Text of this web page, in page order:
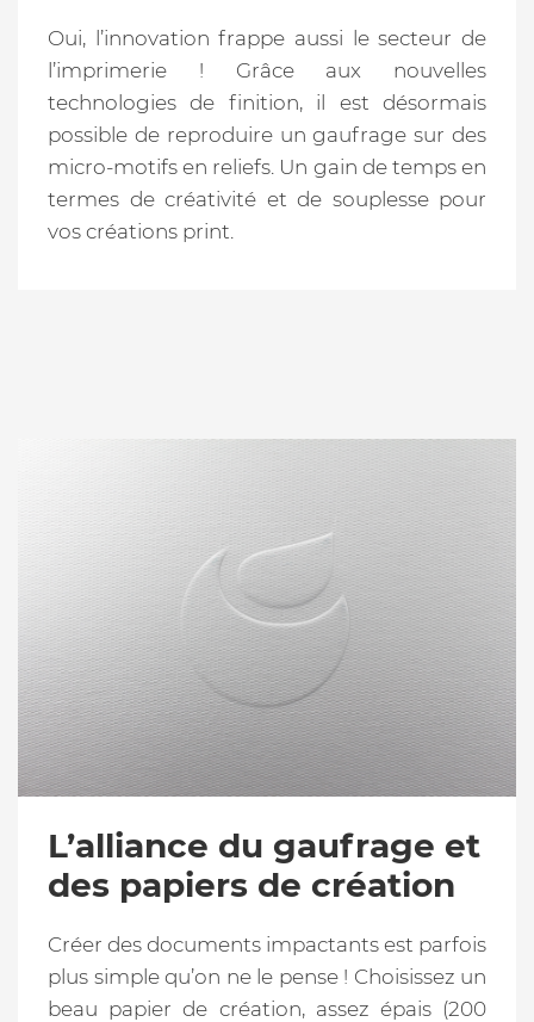
Oui, l’innovation frappe aussi le secteur de
l’imprimerie ! Grâce aux nouvelles
technologies de finition, il est désormais
possible de reproduire un gaufrage sur des
micro-motifs en reliefs. Un gain de temps en
termes de créativité et de souplesse pour
vos créations print.
L’alliance du gaufrage et
des papiers de création
Créer des documents impactants est parfois
plus simple qu’on ne le pense ! Choisissez un
beau papier de création, assez épais (200